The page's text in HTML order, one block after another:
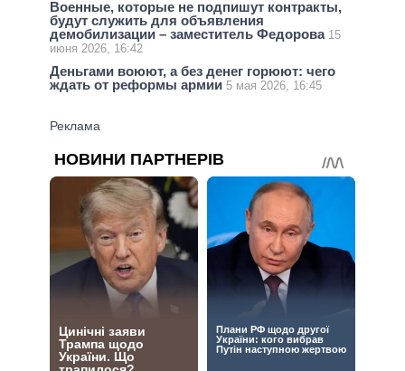
Военные, которые не подпишут контракты,
будут служить для объявления
демобилизации – заместитель Федорова 15
июня 2026, 16:42
Деньгами воюют, а без денег горюют: чего
ждать от реформы армии 5 мая 2026, 16:45